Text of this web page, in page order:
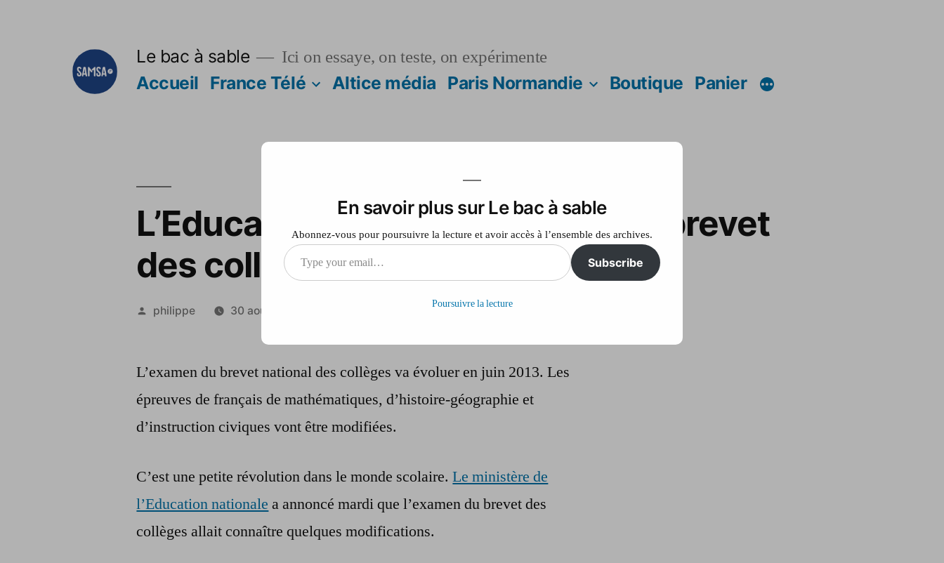
Le bac à sable Ici on essaye, on teste, on expérimente
Accueil France Télé Altice média Paris Normandie Boutique Panier
L’Education nationale réforme le brevet
des collèges
Publié
philippe 30 août 2012 Laisser un commentairesur
nationale
réforme
brevet
L’examen du brevet national des collèges va évoluer en juin 2013. Les
épreuves de français de mathématiques, d’histoire-géographie et
d’instruction civiques vont être modifiées.
C’est une petite révolution dans le monde scolaire.Le ministère de
l’Education nationale a annoncé mardi que l’examen du brevet des
collèges allait connaître quelques modifications.
En savoir plus sur Le bac à sable
Abonnez-vous pour poursuivre la lecture et avoir accès à l’ensemble des archives.
Type
your
Subscribe
Poursuivre la lecture